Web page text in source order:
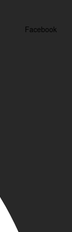
Facebook